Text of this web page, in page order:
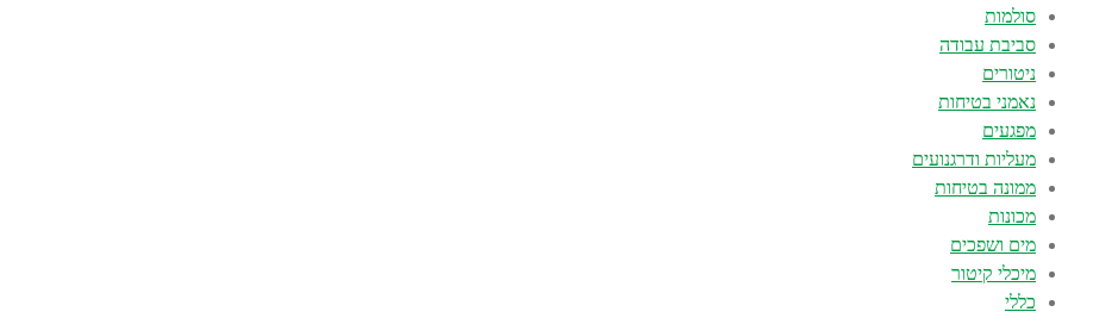
סולמות
סביבת עבודה
ניטורים
נאמני בטיחות
מפגעים
מעליות ודרגנועים
ממונה בטיחות
מכונות
מים ושפכים
מיכלי קיטור
כללי